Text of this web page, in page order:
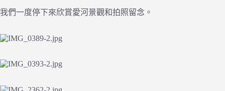
我們一度停下來欣賞愛河景觀和拍照留念。